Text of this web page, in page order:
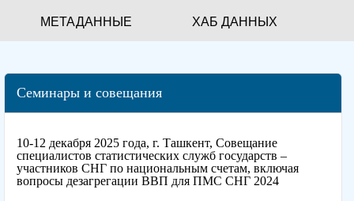
МЕТАДАННЫЕ ХАБ ДАННЫХ
Семинары и совещания
10-12 декабря 2025 года, г. Ташкент, Совещание
специалистов статистических служб государств –
участников СНГ по национальным счетам, включая
вопросы дезагрегации ВВП для ПМС СНГ 2024